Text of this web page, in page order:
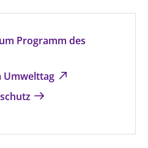
Programm des
Umwelttag